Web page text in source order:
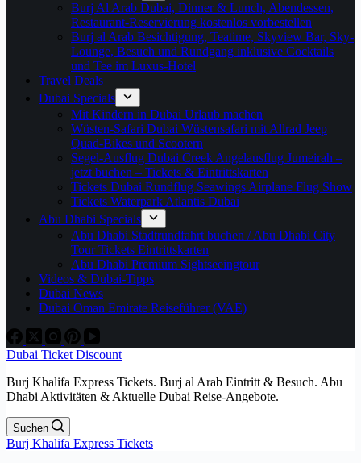
Burj Al Arab Dubai, Dinner & Lunch, Abendessen,
Restaurant-Reservierung kostenlos vorbestellen
Burj al Arab Besichtigung, Teatime, Skyview Bar, Sky-
Lounge, Besuch und Rundgang inklusive Cocktails
und Tee im Luxus-Hotel
Travel Deals
Dubai Specials
Mit Kindern in Dubai Urlaub machen
Wüsten-Safari Dubai Wüstensafari mit Allrad Jeep
Quad-Bikes und Scootern
Segel-Ausflug Dubai Creek Angelausflug Jumeirah –
jetzt buchen – Tickets & Eintrittskarten
Tickets Dubai Rundflug Seawings Airplane Flug Show
Tickets Waterpark Atlantis Dubai
Abu Dhabi Specials
Abu Dhabi Stadtrundfahrt buchen / Abu Dhabi City
Tour Tickets Eintrittskarten
Abu Dhabi Premium Sightseeingtour
Videos & Dubai-Tipps
Dubai News
Dubai Oman Emirate Reiseführer (VAE)
Dubai Ticket Discount
Burj Khalifa Express Tickets. Burj al Arab Eintritt & Besuch. Abu
Dhabi Aktivitäten & Aktuelle Dubai Reise-Angebote.
Suchen
Burj Khalifa Express Tickets